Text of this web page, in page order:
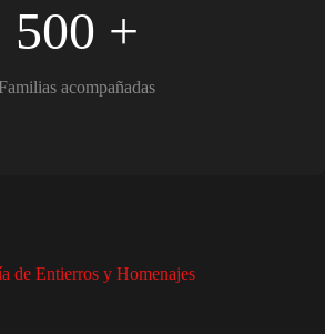
500 +
acompañadas
de Entierros y Homenajes